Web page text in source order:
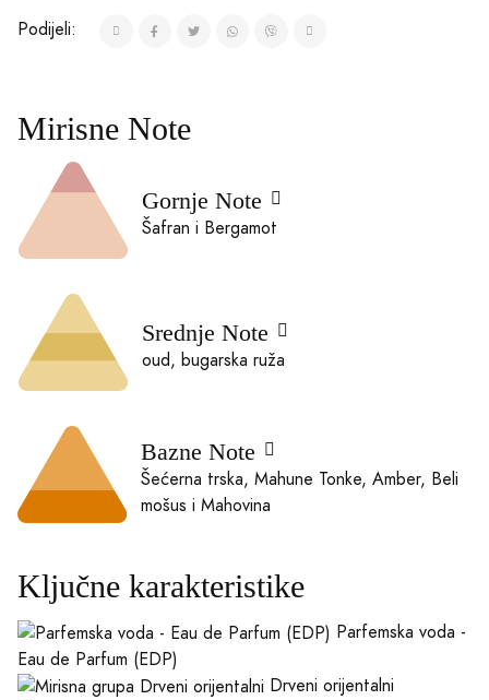
Podijeli:
Mirisne Note
Gornje Note
Šafran i Bergamot
Srednje Note
oud, bugarska ruža
Bazne Note
Šećerna trska, Mahune Tonke, Amber, Beli
mošus i Mahovina
Ključne karakteristike
Parfemska voda -
Eau de Parfum (EDP)
Drveni orijentalni